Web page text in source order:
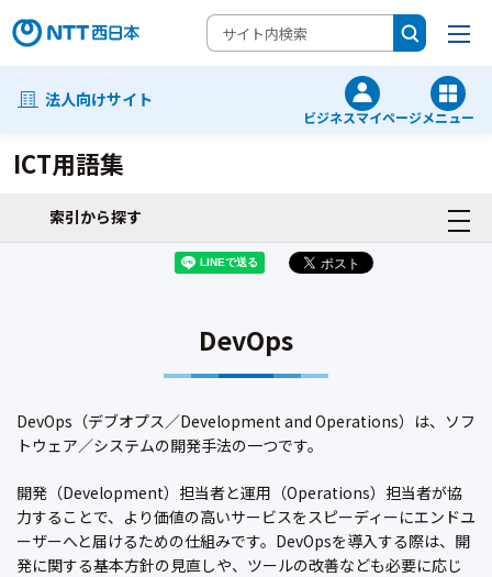
法人向けサイト
ビジネスマイページメニュー
ICT用語集
索引から探す
DevOps
DevOps（デブオプス／Development and Operations）は、ソフ
トウェア／システムの開発手法の一つです。
開発（Development）担当者と運用（Operations）担当者が協
力することで、より価値の高いサービスをスピーディーにエンドユ
ーザーへと届けるための仕組みです。DevOpsを導入する際は、開
発に関する基本方針の見直しや、ツールの改善なども必要に応じ